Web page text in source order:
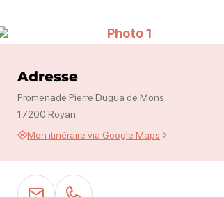
Photo 1
Adresse
Promenade Pierre Dugua de Mons
17200 Royan
Mon itinéraire via Google Maps